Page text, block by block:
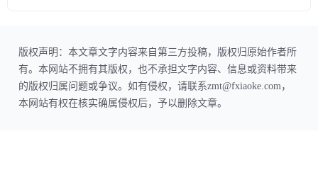
版权声明：本文章文字内容来自第三方投稿，版权归原始作者所
有。本网站不拥有其版权，也不承担文字内容、信息或资料带来
的版权归属问题或争议。如有侵权，请联系zmt@fxiaoke.com，
本网站有权在核实确属侵权后，予以删除文章。